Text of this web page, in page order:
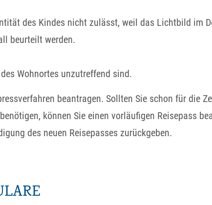
des Kindes nicht zulässt, weil das Lichtbild im
beurteilt werden.
Wohnortes unzutreffend sind.
beantragen. Sollten Sie schon für die
können Sie einen vorläufigen Reisepass
des neuen Reisepasses zurückgeben.